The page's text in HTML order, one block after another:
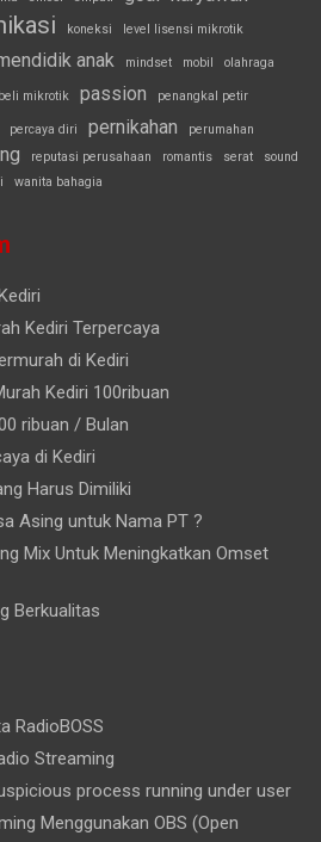
koneksi level lisensi mikrotik
anak mindset mobil olahraga
mikrotik passion penangkal petir
percaya diri pernikahan perumahan
reputasi perusahaan romantis serat
sound
wanita bahagia
Kediri Terpercaya
di Kediri
Kediri 100ribuan
ribuan / Bulan
di Kediri
Harus Dimiliki
Asing untuk Nama PT ?
Mix Untuk Meningkatkan Omset
Berkualitas
RadioBOSS
Streaming
process running under user
Menggunakan OBS (Open